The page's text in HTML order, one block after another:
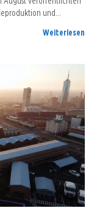
und…
Weiterlesen